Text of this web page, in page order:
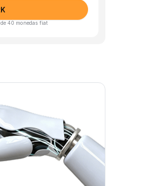
40 monedas fiat